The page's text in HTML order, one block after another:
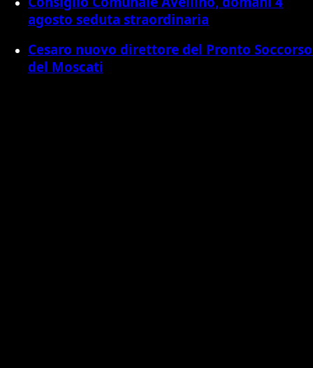
agosto seduta straordinaria
Cesaro nuovo direttore del Pronto Soccorso
del Moscati